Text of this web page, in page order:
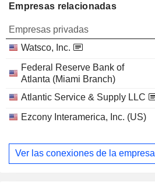
Empresas relacionadas
Empresas privadas
Watsco, Inc.
Federal Reserve Bank of
Atlanta (Miami Branch)
Atlantic Service & Supply LLC
Ezcony Interamerica, Inc. (US)
Ver las conexiones de la empresa